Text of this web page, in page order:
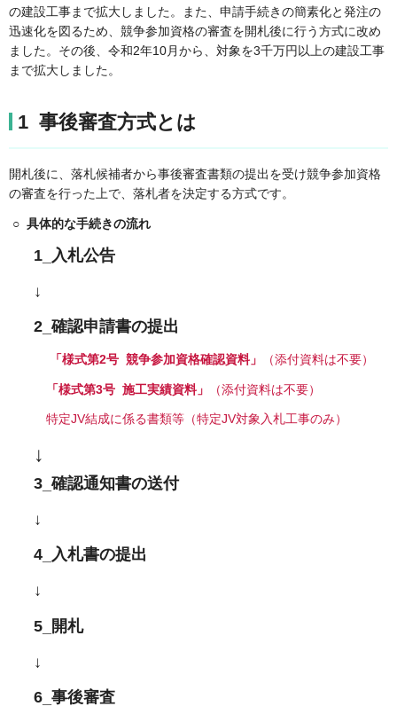
の建設工事まで拡大しました。また、申請手続きの簡素化と発注の
迅速化を図るため、競争参加資格の審査を開札後に行う方式に改め
ました。その後、令和2年10月から、対象を3千万円以上の建設工事
まで拡大しました。
1 事後審査方式とは
開札後に、落札候補者から事後審査書類の提出を受け競争参加資格
の審査を行った上で、落札者を決定する方式です。
○ 具体的な手続きの流れ
1_入札公告
↓
2_確認申請書の提出
「様式第2号 競争参加資格確認資料」 （添付資料は不要）
「様式第3号 施工実績資料」 （添付資料は不要）
特定JV結成に係る書類等（特定JV対象入札工事のみ）
↓
3_確認通知書の送付
↓
4_入札書の提出
↓
5_開札
↓
6_事後審査